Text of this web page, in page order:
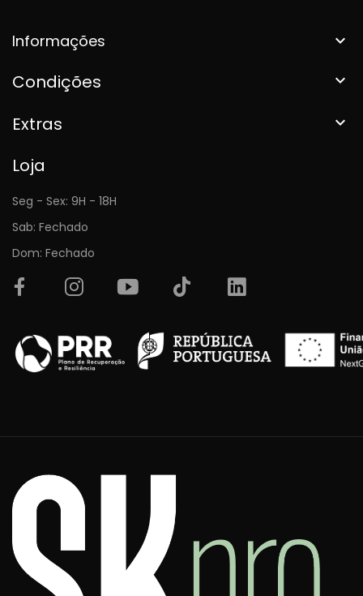
Informações 
Condições 
Extras 
Loja
Seg - Sex: 9H - 18H
Sab: Fechado
Dom: Fechado